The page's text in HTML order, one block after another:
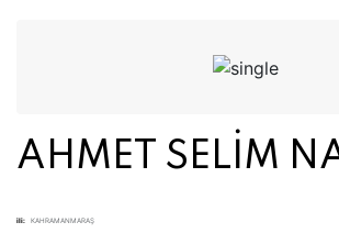
AHMET SELİM
ili: KAHRAMANMARAŞ